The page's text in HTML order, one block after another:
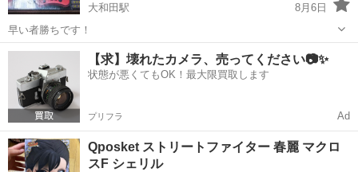
大和田駅
8月6日
早い者勝ちです！
大阪 守口市 大和田駅 テレビゲーム
【求】壊れたカメラ、売ってください📷✨
状態が悪くてもOK！最大限買取します
プリフラ Ad
Qposket ストリートファイター 春麗 マクロ
スF シェリル